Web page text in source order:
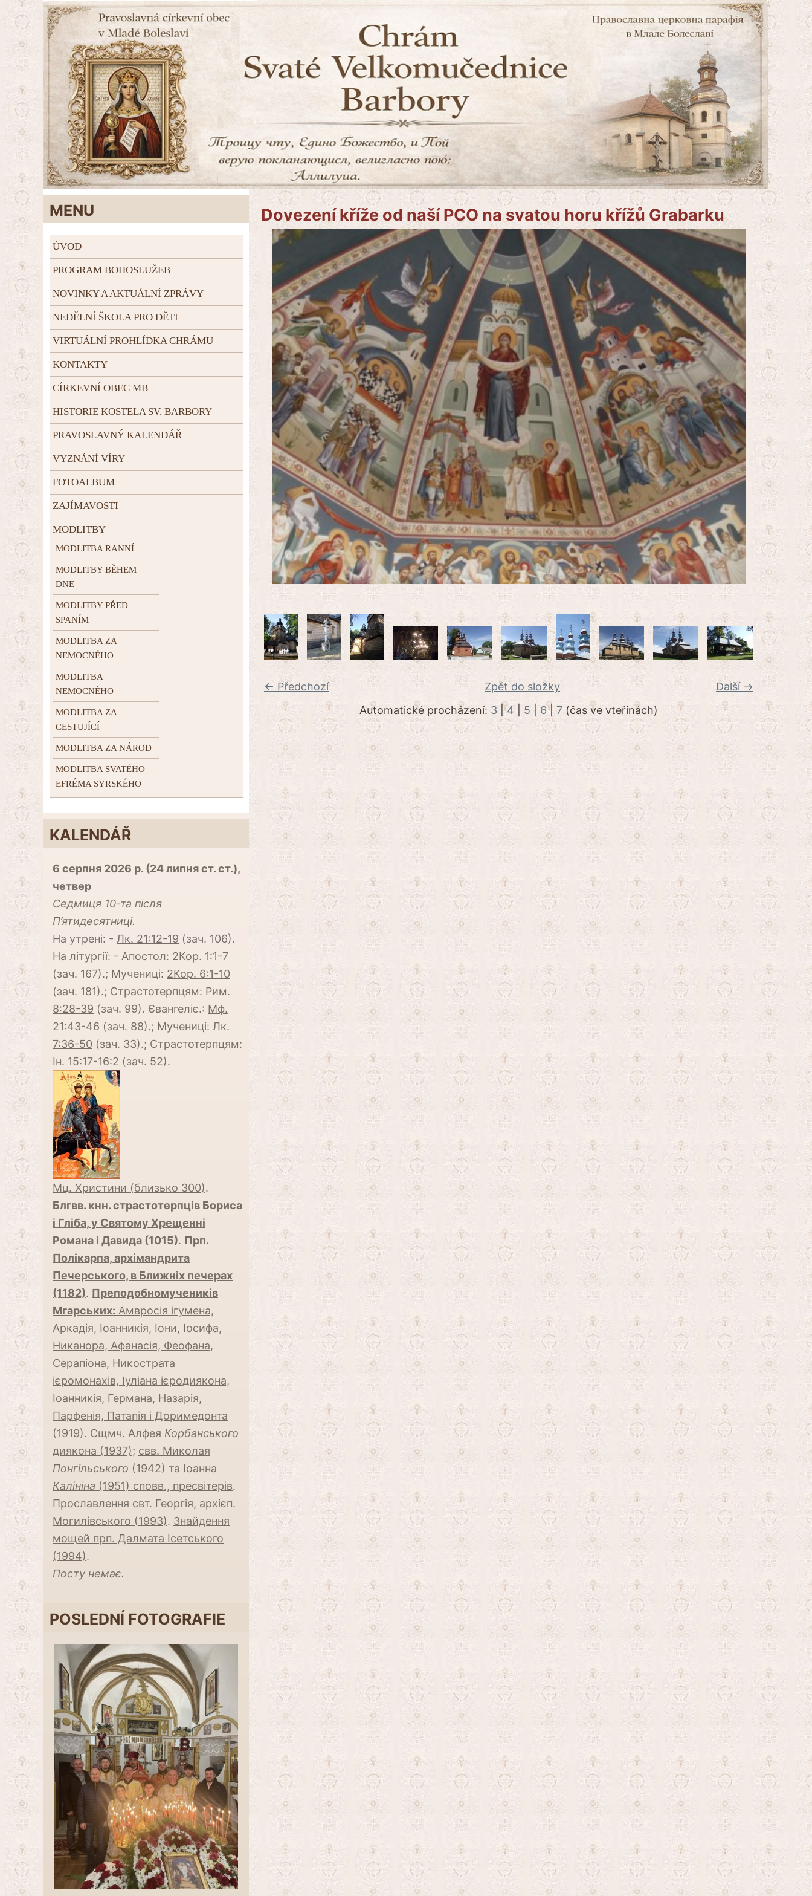
Dovezení kříže od naší PCO na svatou horu křížů Grabarku
← Předchozí Další →
Zpět do složky
Automatické procházení: 3|4 5 6|7 (čas ve vteřinách)
MENU
ÚVOD
PROGRAM BOHOSLUŽEB
NOVINKY A AKTUÁLNÍ ZPRÁVY
NEDĚLNÍ ŠKOLA PRO DĚTI
VIRTUÁLNÍ PROHLÍDKA CHRÁMU
KONTAKTY
CÍRKEVNÍ OBEC MB
HISTORIE KOSTELA SV. BARBORY
PRAVOSLAVNÝ KALENDÁŘ
VYZNÁNÍ VÍRY
FOTOALBUM
ZAJÍMAVOSTI
MODLITBY
MODLITBA RANNÍ
MODLITBY BĚHEM
DNE
MODLITBY PŘED
SPANÍM
MODLITBA ZA
NEMOCNÉHO
MODLITBA
NEMOCNÉHO
MODLITBA ZA
CESTUJÍCÍ
MODLITBA ZA NÁROD
MODLITBA SVATÉHO
EFRÉMA SYRSKÉHO
KALENDÁŘ
6 серпня 2026 р. (24 липня ст. ст.),
четвер
Cедмиця 10-та після
П’ятидесятниці.
На утрені: - Лк. 21:12-19 (зач. 106).
На літургії: - Апостол: 2Кор. 1:1-7
(зач. 167).; Мучениці: 2Кор. 6:1-10
(зач. 181).; Страстотерпцям: Рим.
8:28-39 (зач. 99). Євангеліє.: Мф.
21:43-46 (зач. 88).; Мучениці: Лк.
7:36-50 (зач. 33).; Страстотерпцям:
Ін. 15:17-16:2 (зач. 52).
Мц. Христини (близько 300).
Блгвв. кнн. страстотерпців Бориса
і Гліба, у Святому Хрещенні
Романа і Давида (1015). Прп.
Полікарпа, архімандрита
Печерського, в Ближніх печерах
(1182). Преподобномучеників
Мгарських: Амвросія ігумена,
Аркадія, Іоанникія, Іони, Іосифа,
Никанора, Афанасія, Феофана,
Серапіона, Никострата
ієромонахів, Іуліана ієродиякона,
Іоанникія, Германа, Назарія,
Парфенія, Патапія і Доримедонта
(1919). Сщмч. Алфея Корбанського
диякона (1937); свв. Миколая
Понгільського (1942) та Іоанна
Калініна (1951) сповв., пресвітерів.
Прославлення свт. Георгія, архієп.
Могилівського (1993). Знайдення
мощей прп. Далмата Ісетського
(1994).
Посту немає.
POSLEDNÍ FOTOGRAFIE